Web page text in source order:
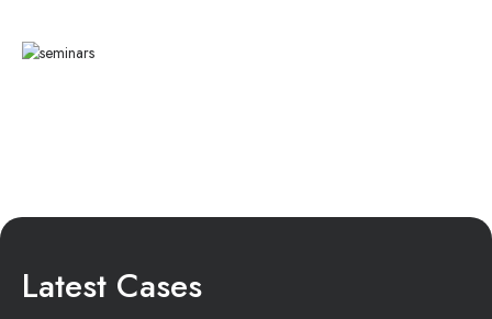
Latest Cases